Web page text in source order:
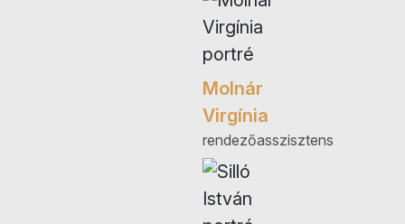
Molnár
Virgínia
rendezőasszisztens